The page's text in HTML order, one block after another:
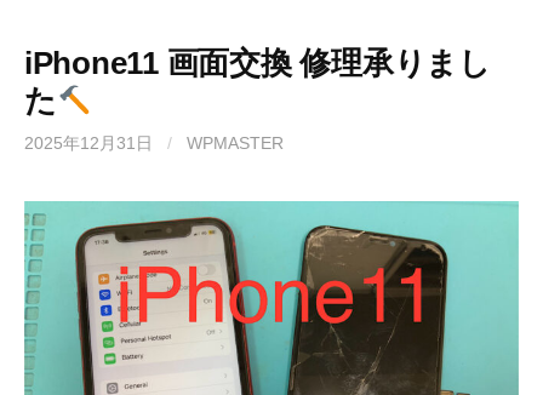
iPhone11 画面交換 修理承りまし
た
2025年12月31日 / WPMASTER